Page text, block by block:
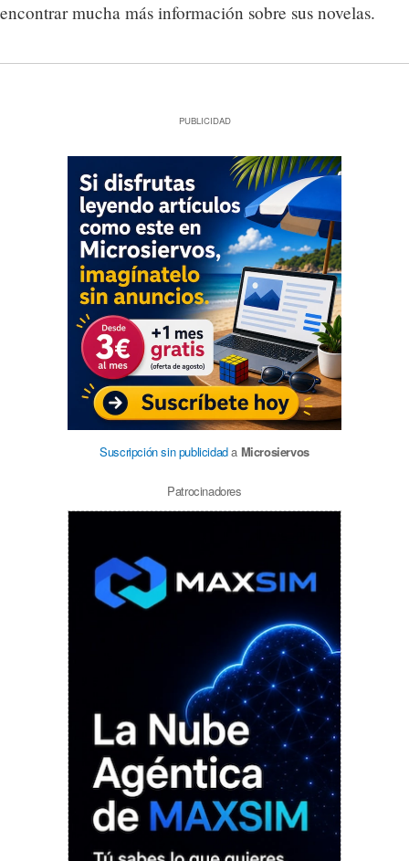
encontrar mucha más información sobre sus novelas.
PUBLICIDAD
Suscripción sin publicidada Microsiervos
Patrocinadores